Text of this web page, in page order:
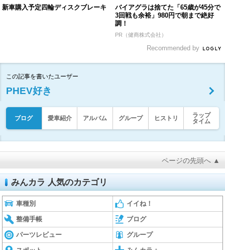
新車購入予定四輪ディスクブレーキ
バイアグラは捨てた「65歳が45分で
3回戦も余裕」980円で朝まで絶好
調！
PR（健商株式会社）
Recommended by
この記事を書いたユーザー
PHEV好き
ブログ 愛車紹介 アルバム グループ ヒストリ
ラップ
タイム
ページの先頭へ ▲
みんカラ 人気のカテゴリ
車種別 イイね！
整備手帳 ブログ
パーツレビュー グループ